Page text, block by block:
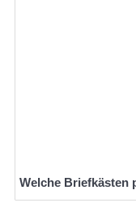
Welche Briefkästen